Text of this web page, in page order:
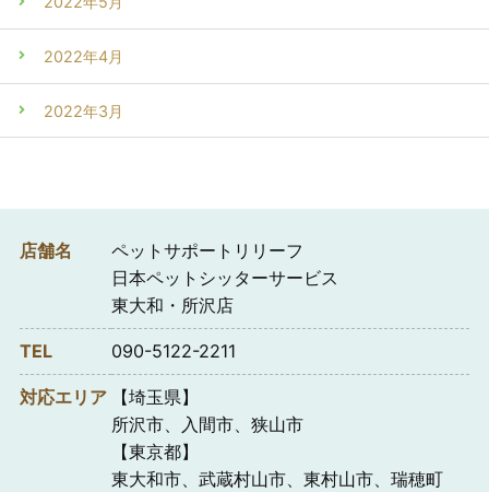
2022年4月
2022年3月
店舗名
ペットサポートリリーフ
日本ペットシッターサービス
東大和・所沢店
TEL 090-5122-2211
対応エリア
【埼玉県】
所沢市、入間市、狭山市
【東京都】
東大和市、武蔵村山市、東村山市、瑞穂町